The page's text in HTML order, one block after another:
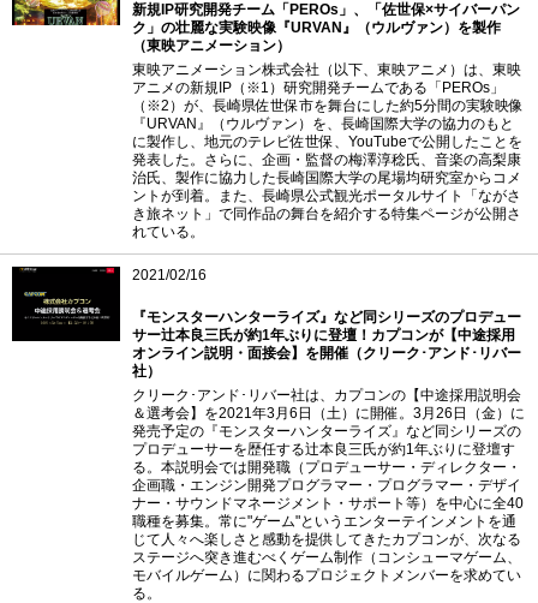
新規IP研究開発チーム「PEROs」、「佐世保×サイバーパン
ク」の壮麗な実験映像『URVAN』（ウルヴァン）を製作
（東映アニメーション）
東映アニメーション株式会社（以下、東映アニメ）は、東映
アニメの新規IP（※1）研究開発チームである「PEROs」
（※2）が、長崎県佐世保市を舞台にした約5分間の実験映像
『URVAN』（ウルヴァン）を、長崎国際大学の協力のもと
に製作し、地元のテレビ佐世保、YouTubeで公開したことを
発表した。さらに、企画・監督の梅澤淳稔氏、音楽の高梨康
治氏、製作に協力した長崎国際大学の尾場均研究室からコメ
ントが到着。また、長崎県公式観光ポータルサイト「ながさ
き旅ネット」で同作品の舞台を紹介する特集ページが公開さ
れている。
2021/02/16
『モンスターハンターライズ』など同シリーズのプロデュー
サー辻本良三氏が約1年ぶりに登壇！カプコンが【中途採用
オンライン説明・面接会】を開催（クリーク･アンド･リバー
社）
クリーク･アンド･リバー社は、カプコンの【中途採用説明会
＆選考会】を2021年3月6日（土）に開催。3月26日（金）に
発売予定の『モンスターハンターライズ』など同シリーズの
プロデューサーを歴任する辻本良三氏が約1年ぶりに登壇す
る。本説明会では開発職（プロデューサー・ディレクター・
企画職・エンジン開発プログラマー・プログラマー・デザイ
ナー・サウンドマネージメント・サポート等）を中心に全40
職種を募集。常に"ゲーム"というエンターテインメントを通
じて人々へ楽しさと感動を提供してきたカプコンが、次なる
ステージへ突き進むべくゲーム制作（コンシューマゲーム、
モバイルゲーム）に関わるプロジェクトメンバーを求めてい
る。